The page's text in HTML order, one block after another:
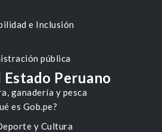
e Inclusión
pública
ganadería y pesca
y Cultura
Estado Peruano
es Gob.pe?